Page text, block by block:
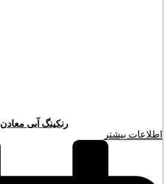
رنکینگ آبی معادن
اطلاعات بیشتر